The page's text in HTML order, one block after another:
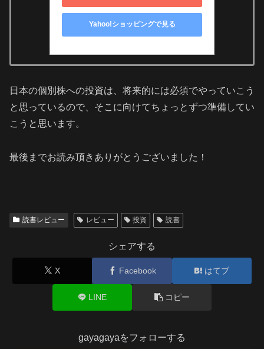
Yahoo!ショッピングで見る
日本の個別株への投資は、将来的には必須でやっていこう
と思っているので、そこに向けてちょっとずつ準備してい
こうと思います。
最後までお読み頂きありがとうございました！
読書レビュー レビュー 投資 読書
シェアする
X Facebook はてブ
LINE コピー
gayagayaをフォローする